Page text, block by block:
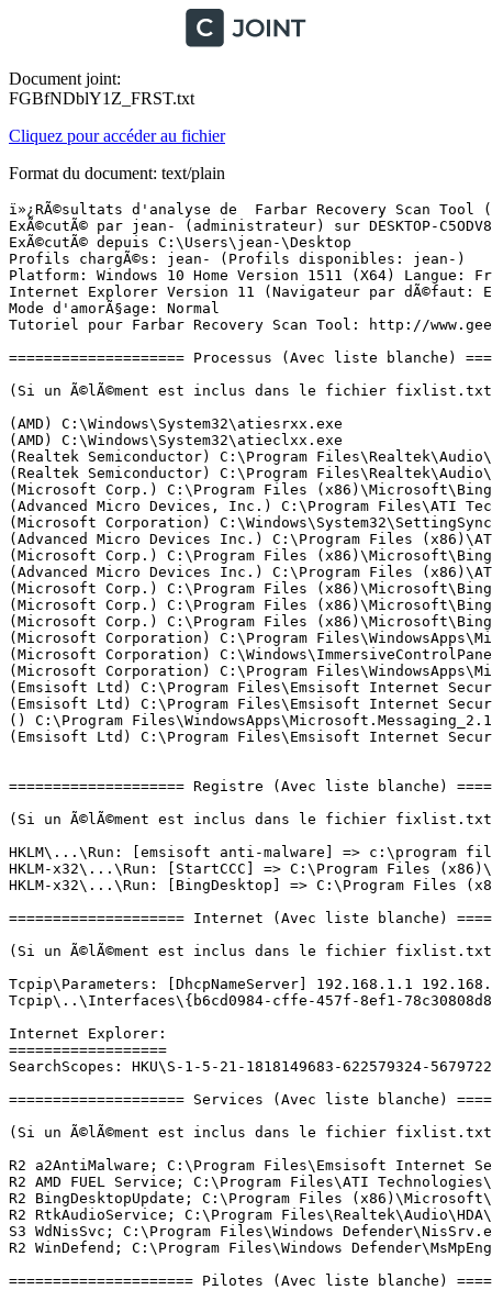
Document joint:
FGBfNDblY1Z_FRST.txt
Cliquez pour accéder au fichier
Format du document: text/plain
ï»¿RÃ©sultats d'analyse de  Farbar Recovery Scan Tool (FRST) (x64) Version: 25-07-2016
ExÃ©cutÃ© par jean- (administrateur) sur DESKTOP-C5ODV86 (27-07-2016 03:50:18)
ExÃ©cutÃ© depuis C:\Users\jean-\Desktop
Profils chargÃ©s: jean- (Profils disponibles: jean-)
Platform: Windows 10 Home Version 1511 (X64) Langue: FranÃ§ais (France)
Internet Explorer Version 11 (Navigateur par dÃ©faut: Edge)
Mode d'amorÃ§age: Normal
Tutoriel pour Farbar Recovery Scan Tool: http://www.geekstogo.com/forum/topic/335081-frst-tutorial-how-to-use-farbar-recovery-scan-tool/

==================== Processus (Avec liste blanche) =================

(Si un Ã©lÃ©ment est inclus dans le fichier fixlist.txt, le processus sera arrÃªtÃ©. Le fichier ne sera pas dÃ©placÃ©.)

(AMD) C:\Windows\System32\atiesrxx.exe
(AMD) C:\Windows\System32\atieclxx.exe
(Realtek Semiconductor) C:\Program Files\Realtek\Audio\HDA\RtkAudioService64.exe
(Realtek Semiconductor) C:\Program Files\Realtek\Audio\HDA\RAVBg64.exe
(Microsoft Corp.) C:\Program Files (x86)\Microsoft\BingDesktop\BingDesktopUpdater.exe
(Advanced Micro Devices, Inc.) C:\Program Files\ATI Technologies\ATI.ACE\Fuel\Fuel.Service.exe
(Microsoft Corporation) C:\Windows\System32\SettingSyncHost.exe
(Advanced Micro Devices Inc.) C:\Program Files (x86)\ATI Technologies\ATI.ACE\Core-Static\MOM.exe
(Microsoft Corp.) C:\Program Files (x86)\Microsoft\BingDesktop\BingDesktop.exe
(Advanced Micro Devices Inc.) C:\Program Files (x86)\ATI Technologies\ATI.ACE\Core-Static\CCC.exe
(Microsoft Corp.) C:\Program Files (x86)\Microsoft\BingDesktop\BDExtHost.exe
(Microsoft Corp.) C:\Program Files (x86)\Microsoft\BingDesktop\BDAppHost.exe
(Microsoft Corp.) C:\Program Files (x86)\Microsoft\BingDesktop\BDRuntimeHost.exe
(Microsoft Corporation) C:\Program Files\WindowsApps\Microsoft.WindowsStore_11602.1.26.0_x64__8wekyb3d8bbwe\WinStore.Mobile.exe
(Microsoft Corporation) C:\Windows\ImmersiveControlPanel\SystemSettings.exe
(Microsoft Corporation) C:\Program Files\WindowsApps\Microsoft.ZuneMusic_3.6.23041.0_x64__8wekyb3d8bbwe\Music.UI.exe
(Emsisoft Ltd) C:\Program Files\Emsisoft Internet Security\a2service.exe
(Emsisoft Ltd) C:\Program Files\Emsisoft Internet Security\a2guard.exe
() C:\Program Files\WindowsApps\Microsoft.Messaging_2.15.20002.0_x86__8wekyb3d8bbwe\SkypeHost.exe
(Emsisoft Ltd) C:\Program Files\Emsisoft Internet Security\a2start.exe


==================== Registre (Avec liste blanche) ===========================

(Si un Ã©lÃ©ment est inclus dans le fichier fixlist.txt, l'Ã©lÃ©ment de Registre sera restaurÃ© Ã  la valeur par dÃ©faut ou supprimÃ©. Le fichier ne sera pas dÃ©placÃ©.)

HKLM\...\Run: [emsisoft anti-malware] => c:\program files\emsisoft internet security\a2guard.exe [7241200 2016-07-26] (Emsisoft Ltd)
HKLM-x32\...\Run: [StartCCC] => C:\Program Files (x86)\ATI Technologies\ATI.ACE\Core-Static\amd64\CLIStart.exe [767176 2015-08-21] (Advanced Micro Devices, Inc.)
HKLM-x32\...\Run: [BingDesktop] => C:\Program Files (x86)\Microsoft\BingDesktop\BingDesktop.exe [2372800 2014-11-26] (Microsoft Corp.)

==================== Internet (Avec liste blanche) ====================

(Si un Ã©lÃ©ment est inclus dans le fichier fixlist.txt, s'il s'agit d'un Ã©lÃ©ment du Registre, il sera supprimÃ© ou restaurÃ© Ã  la valeur par dÃ©faut.)

Tcpip\Parameters: [DhcpNameServer] 192.168.1.1 192.168.1.1
Tcpip\..\Interfaces\{b6cd0984-cffe-457f-8ef1-78c30808d82e}: [DhcpNameServer] 192.168.1.1 192.168.1.1

Internet Explorer:
==================
SearchScopes: HKU\S-1-5-21-1818149683-622579324-567972293-1002 -> DefaultScope {0633EE93-D776-472f-A0FF-E1416B8B2E3A} URL = 

==================== Services (Avec liste blanche) ========================

(Si un Ã©lÃ©ment est inclus dans le fichier fixlist.txt, il sera supprimÃ© du Registre. Le fichier ne sera pas dÃ©placÃ©, sauf s'il est inscrit sÃ©parÃ©ment.)

R2 a2AntiMalware; C:\Program Files\Emsisoft Internet Security\a2service.exe [9331168 2016-07-26] (Emsisoft Ltd)
R2 AMD FUEL Service; C:\Program Files\ATI Technologies\ATI.ACE\Fuel\Fuel.Service.exe [344064 2015-08-21] (Advanced Micro Devices, Inc.) [Fichier non signÃ©]
R2 BingDesktopUpdate; C:\Program Files (x86)\Microsoft\BingDesktop\BingDesktopUpdater.exe [173248 2014-11-26] (Microsoft Corp.)
R2 RtkAudioService; C:\Program Files\Realtek\Audio\HDA\RtkAudioService64.exe [246488 2013-08-01] (Realtek Semiconductor)
S3 WdNisSvc; C:\Program Files\Windows Defender\NisSrv.exe [364464 2015-10-30] (Microsoft Corporation)
R2 WinDefend; C:\Program Files\Windows Defender\MsMpEng.exe [24864 2016-07-01] (Microsoft Corporation)

===================== Pilotes (Avec liste blanche) ==========================

(Si un Ã©lÃ©ment est inclus dans le fichier fixlist.txt, il sera supprimÃ© du Registre. Le fichier ne sera pas dÃ©placÃ©, sauf s'il est inscrit sÃ©parÃ©ment.)

R1 epp; C:\PROGRAM FILES\EMSISOFT INTERNET SECURITY\epp.sys [115832 2016-07-21] (Emsisoft Ltd)
R1 FWNDIS_LWF; C:\Windows\system32\DRIVERS\fwndislwf64.sys [204688 2016-06-30] ()
R1 fwwfp; C:\Program Files\Emsisoft Internet Security\fwwfp764.sys [144392 2016-06-30] ()
S0 WdBoot; C:\Windows\System32\drivers\WdBoot.sys [44568 2015-10-30] (Microsoft Corporation)
R0 WdFilter; C:\Windows\System32\drivers\WdFilter.sys [293216 2015-10-30] (Microsoft Corporation)
S3 WdNisDrv; C:\Windows\System32\Drivers\WdNisDrv.sys [118112 2015-10-30] (Microsoft Corporation)

========================== MD5 Pilotes =======================

C:\Windows\System32\drivers\1394ohci.sys DF1C3D7E6C7929AD83BE22852B5B08CB
C:\Windows\System32\drivers\3ware.sys 2C5B3035B86770ADD2FE9BFBAF5B35A4
C:\Windows\System32\drivers\ACPI.sys 469441BAE3FF8A16826FC62C51EF5E18
C:\Windows\System32\Drivers\acpiex.sys 7EADED8087C392876521F7EBCE846EF4
C:\Windows\System32\drivers\acpipagr.sys C498887123327CDFD73A05E7A2780920
C:\Windows\System32\drivers\acpipmi.sys C8DBE6EFFCF014CAA010B9BDDAC833EC
C:\Windows\System32\drivers\acpitime.sys 17039DBEB3B7B9ADCDB4B4533AA9771F
C:\Windows\System32\drivers\ADP80XX.SYS F7D0CD345D2DA42E7042ABCD73662403
C:\Windows\system32\drivers\afd.sys 70148EFA9A562E7185B75BBE7D376BF7
C:\Windows\System32\drivers\agp440.sys 870F1A2C936F92B5D053DF7EC75B352F
C:\Windows\System32\DRIVERS\ahcache.sys 3DF7751D5DC6525E7DC6617FBB45054F
C:\Windows\System32\drivers\amdk8.sys B70F0F2F54B4A4DB6E9C830454752F5A
C:\Windows\system32\DRIVERS\atikmdag.sys D1F059A530620DCF71303B525D52CA97
C:\Windows\system32\DRIVERS\atikmpag.sys